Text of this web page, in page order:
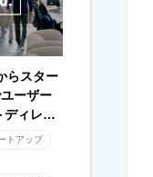
らスター
ーザー
ディレク
トアップ